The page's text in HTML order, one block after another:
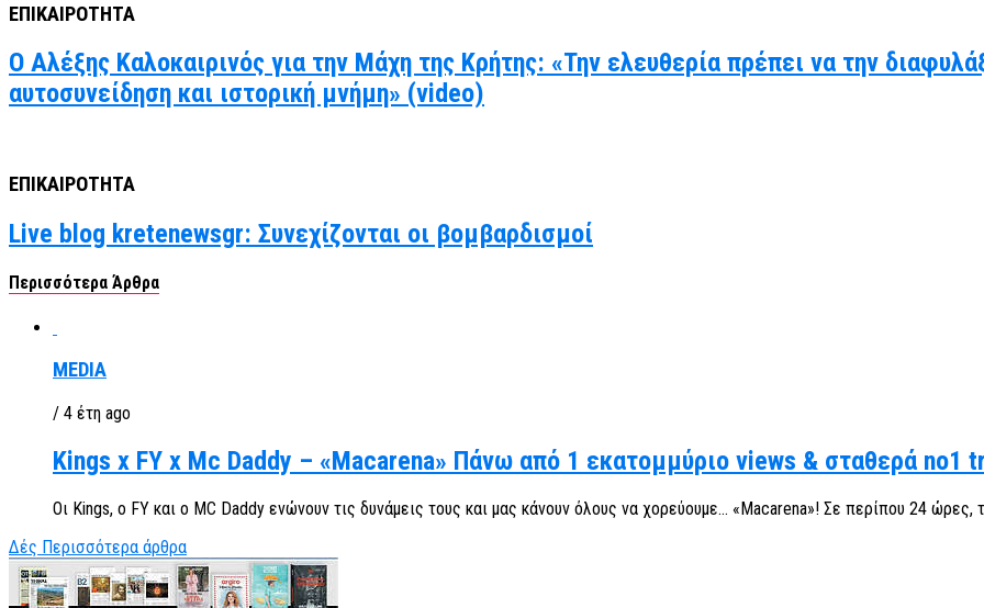
ΕΠΙΚΑΙΡΟΤΗΤΑ
Ο Αλέξης Καλοκαιρινός για την Μάχη της Κρήτης: «Την ελευθερία πρέπει να την
αυτοσυνείδηση και ιστορική μνήμη» (video)
ΕΠΙΚΑΙΡΟΤΗΤΑ
Live blog kretenewsgr: Συνεχίζονται οι βομβαρδισμοί
Περισσότερα Άρθρα
MEDIA
/ 4 έτη ago
Kings x FY x Mc Daddy – «Macarena» Πάνω από 1 εκατομμύριο views & σταθερά no1
Οι Kings, o FY και ο MC Daddy ενώνουν τις δυνάμεις τους και μας κάνουν όλους να χορεύουμε… «Macarena»! Σε περίπου 24 ώρες,
Δές Περισσότερα άρθρα